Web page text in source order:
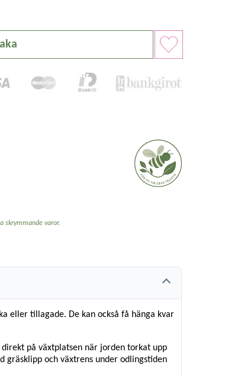
skrymmande varor.
eller tillagade. De kan också få hänga kvar
på växtplatsen när jorden torkat upp
gräsklipp och växtrens under odlingstiden